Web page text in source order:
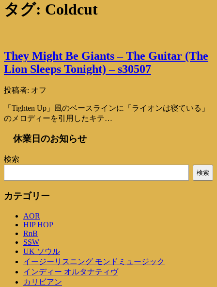
タグ: Coldcut
They Might Be Giants – The Guitar (The
Lion Sleeps Tonight) – s30507
投稿者: オフ
「Tighten Up」風のベースラインに「ライオンは寝ている」
のメロディーを引用したキテ…
休業日のお知らせ
検索
検索
カテゴリー
AOR
HIP HOP
RnB
SSW
UK ソウル
イージーリスニング モンドミュージック
インディー オルタナティヴ
カリビアン